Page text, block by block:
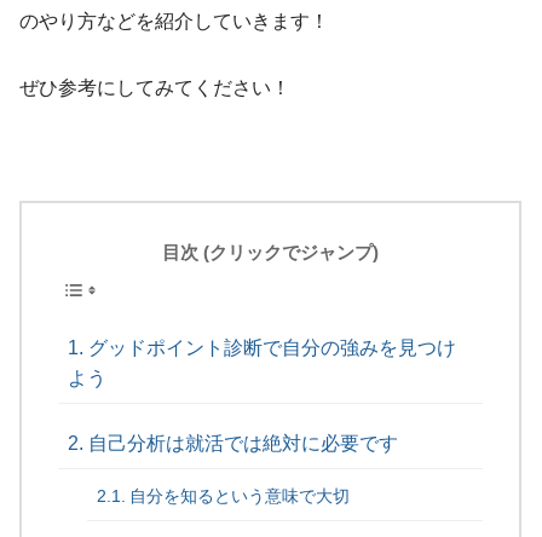
のやり方などを紹介していきます！
ぜひ参考にしてみてください！
目次 (クリックでジャンプ)
グッドポイント診断で自分の強みを見つけ
よう
自己分析は就活では絶対に必要です
自分を知るという意味で大切